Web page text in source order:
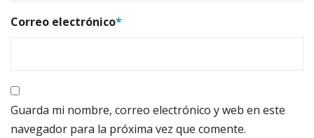
Correo electrónico*
Guarda mi nombre, correo electrónico y web en este
navegador para la próxima vez que comente.